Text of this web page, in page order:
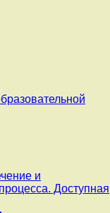
и
Доступная